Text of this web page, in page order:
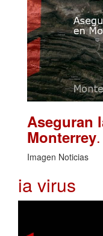
Aseguran
Monterrey
Imagen Noticias
ia virus